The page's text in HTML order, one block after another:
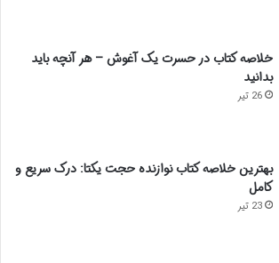
خلاصه کتاب در حسرت یک آغوش – هر آنچه باید
بدانید
26 تیر
بهترین خلاصه کتاب نوازنده حجت یکتا: درک سریع و
کامل
23 تیر